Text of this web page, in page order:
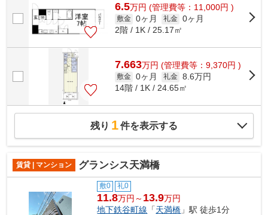
6.5万円 (管理費等：11,000円 )
敷金 0ヶ月 礼金 0ヶ月
2階 / 1K / 25.17㎡
7.663万円 (管理費等：9,370円 )
敷金 0ヶ月 礼金 8.6万円
14階 / 1K / 24.65㎡
残り 1件を表示する
賃貸 | マンション グランシス天満橋
敷0 礼0
11.8万円～ 13.9万円
地下鉄谷町線 「天満橋 」駅 徒歩1分